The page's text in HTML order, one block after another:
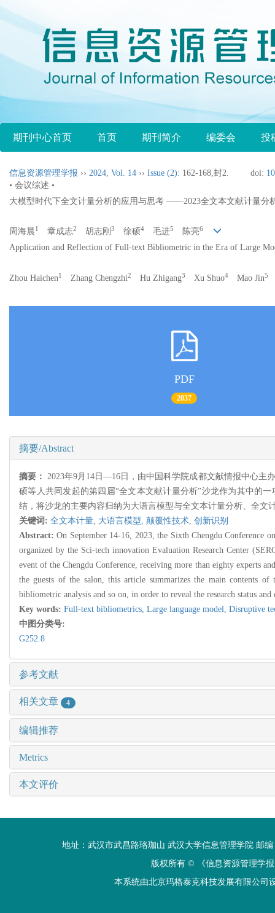
期刊中心首页 首页 期刊简介 编委会 投
信息资源管理学报 ›› 2024, Vol. 14 ›› Issue (2): 162-168,封2. doi:
• 会议综述 •
大模型时代下全文计量分析的应用与思考 ——2023全文本文献计量分
周海晨1 章成志2 胡志刚 3 徐硕4 毛进5 陈亮6
Application and Reflection of Full-text Bibliometric in the Era of Large
Zhou Haichen1 Zhang Chengzhi2 Hu Zhigang3 Xu Shuo4 Mao Jin5
PDF
2037
摘要/Abstract
摘要：2023年9月14日—16日，由中国科学院成都文献情报中心主
硕等人共同发起的第四届“全文本文献计量分析”沙龙作为其中的
结，将沙龙的主要内容归纳为大语言模型与全文本计量分析、全
关键词: 全文本计量, 大语言模型, 颠覆性技术, 创新识别
Abstract:On September 14-16, 2023, the Sixth Chengdu Conference
organized by the Sci-tech innovation Evaluation Research Center
event of the Chengdu Conference, receiving more than eighty experts
the guests of the salon, this article summarizes the main contents
bibliometric analysis and so on, in order to reveal the research status
Key words: Full-text bibliometrics, Large language model, Disruptive
中图分类号:
G252.8
参考文献
相关文章 4
编辑推荐
Metrics
本文评价
地址：武汉市武昌路珞珈山 武汉大学信息管理学院 邮编
版权所有 ©
《信息资源管理学
本系统由北京玛格泰克科技发展有限公司